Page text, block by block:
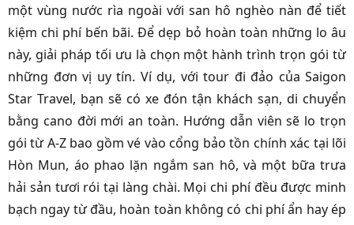
một vùng nước rìa ngoài với san hô nghèo nàn để tiết
kiệm chi phí bến bãi. Để dẹp bỏ hoàn toàn những lo âu
này, giải pháp tối ưu là chọn một hành trình trọn gói từ
những đơn vị uy tín. Ví dụ, với tour đi đảo của Saigon
Star Travel, bạn sẽ có xe đón tận khách sạn, di chuyển
bằng cano đời mới an toàn. Hướng dẫn viên sẽ lo trọn
gói từ A-Z bao gồm vé vào cổng bảo tồn chính xác tại lõi
Hòn Mun, áo phao lặn ngắm san hô, và một bữa trưa
hải sản tươi rói tại làng chài. Mọi chi phí đều được minh
bạch ngay từ đầu, hoàn toàn không có chi phí ẩn hay ép